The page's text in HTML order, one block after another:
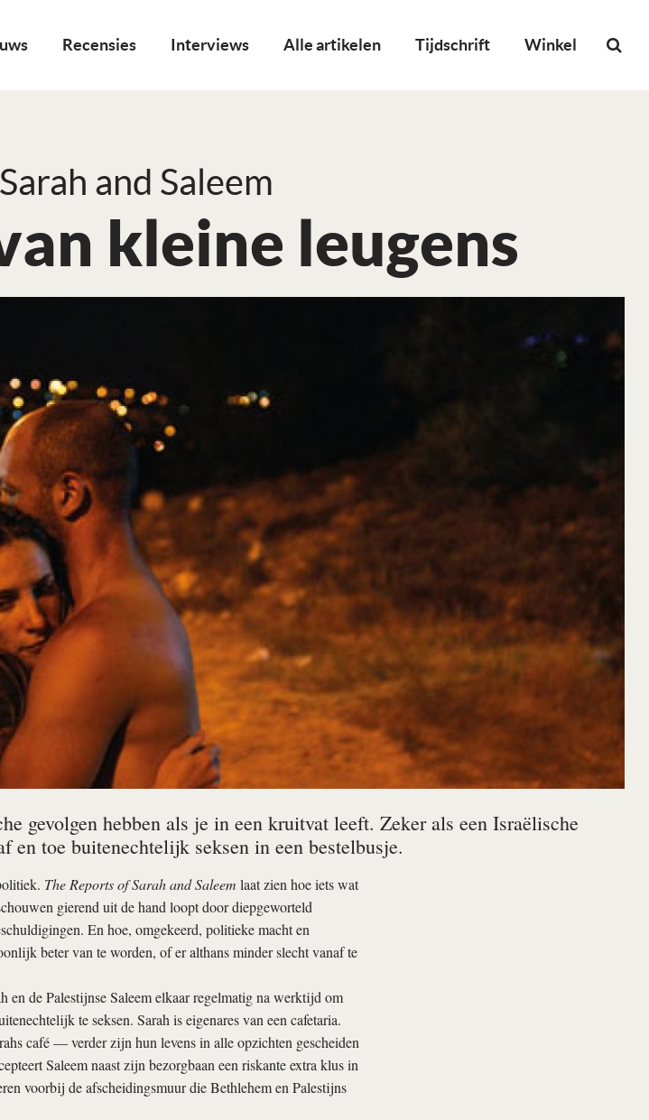
Recensies Interviews Alle artikelen Tijdschrift Winkel
and Saleem
kleine leugens
gevolgen hebben als je in een kruitvat leeft. Zeker als een Israëlische
en toe buitenechtelijk seksen in een bestelbusje.
The Reports of Sarah and Saleem laat zien hoe iets wat
gierend uit de hand loopt door diepgeworteld
En hoe, omgekeerd, politieke macht en
beter van te worden, of er althans minder slecht vanaf te
en de Palestijnse Saleem elkaar regelmatig na werktijd om
te seksen. Sarah is eigenares van een cafetaria.
café — verder zijn hun levens in alle opzichten gescheiden
Saleem naast zijn bezorgbaan een riskante extra klus in
voorbij de afscheidingsmuur die Bethlehem en Palestijns